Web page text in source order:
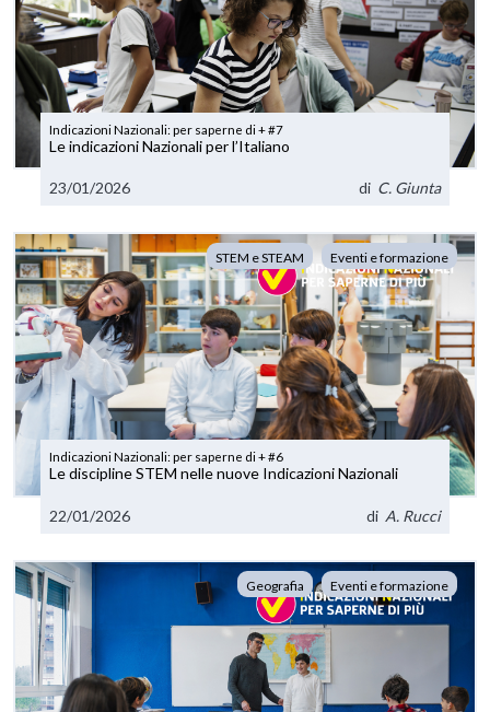
Indicazioni Nazionali: per saperne di + #7
Le indicazioni Nazionali per l’Italiano
23/01/2026 di C. Giunta
STEM e STEAM Eventi e formazione
Indicazioni Nazionali: per saperne di + #6
Le discipline STEM nelle nuove Indicazioni Nazionali
22/01/2026 di A. Rucci
Geografia Eventi e formazione